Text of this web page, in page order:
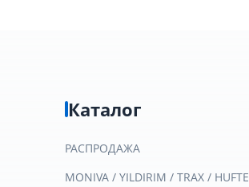
Каталог
РАСПРОДАЖА
MONIVA / YILDIRIM / TRAX / HUFTE